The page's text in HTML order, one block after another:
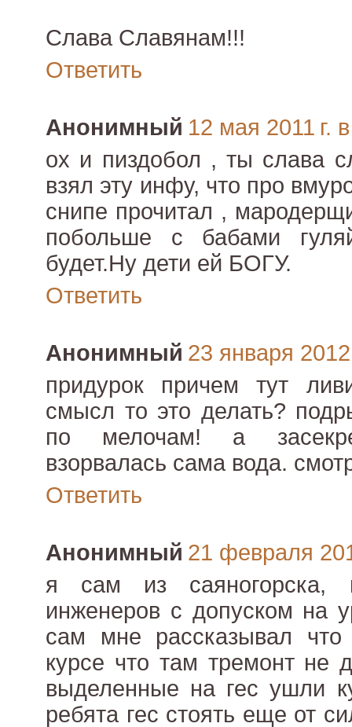
Слава Славянам!!!
Ответить
Анонимный 12 мая 2011 г.
ох и пиздобол , ты слава
взял эту инфу, что про
снипе прочитал ,
побольше с бабами
будет.Ну дети ей БОГУ.
Ответить
Анонимный 23 января
придурок причем тут
смысл то это делать?
по мелочам! а
взорвалась сама вода.
Ответить
Анонимный 21 февраля
я сам из
инженеров с допуском на
сам мне рассказывал
курсе что там тремонт не
выделенные на гес ушли
ребята гес стоять еще от